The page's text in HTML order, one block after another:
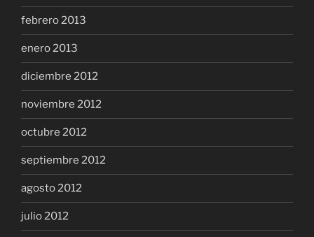
febrero 2013
enero 2013
diciembre 2012
noviembre 2012
octubre 2012
septiembre 2012
agosto 2012
julio 2012